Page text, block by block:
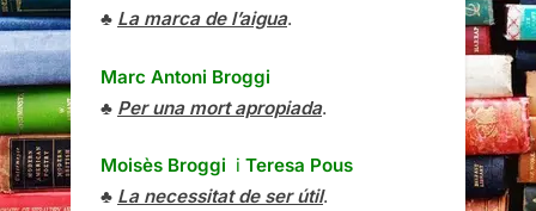
♣ La marca de l’aigua.
Marc Antoni Broggi
♣ Per una mort apropiada.
Moisès Broggi i Teresa Pous
♣ La necessitat de ser útil.